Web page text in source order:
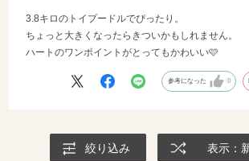
3.8キロのトイプードルでぴったり。
ちょっと大きくなったらきついかもしれません。
ハートのワンポイントがとってもかわいい🩷
参考になった 0
絞り込み 表示：